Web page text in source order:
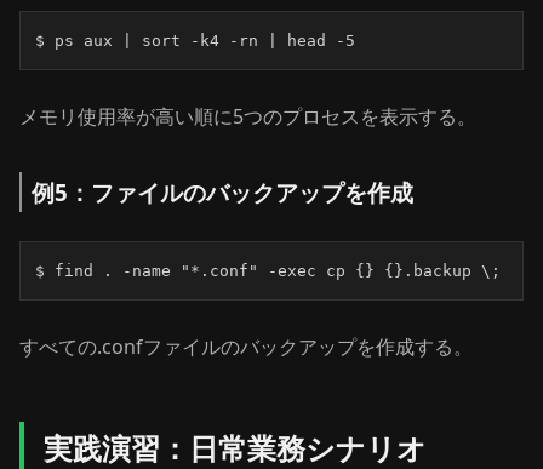
$ ps aux | sort -k4 -rn | head -5
メモリ使用率が高い順に5つのプロセスを表示する。
例5：ファイルのバックアップを作成
$ find . -name "*.conf" -exec cp {} {}.backup \;
すべての.confファイルのバックアップを作成する。
実践演習：日常業務シナリオ